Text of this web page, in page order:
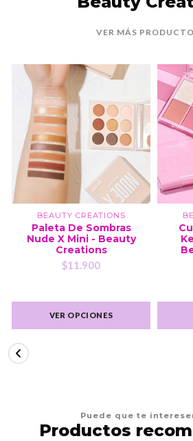
VER MÁS
BEAUTY CREATIONS
Paleta De Sombras
Nude X Mini - Beauty
Creations
$11.900
VER OPCIONES
Puede que te
Productos